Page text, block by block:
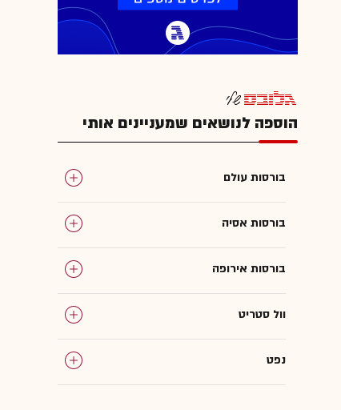
הוספה לנושאים שמעניינים אותי
בורסות עולם
בורסות אסיה
בורסות אירופה
וול סטריט
נפט